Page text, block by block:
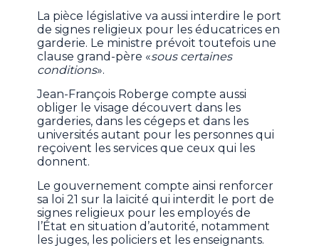
La pièce législative va aussi interdire le port
de signes religieux pour les éducatrices en
garderie. Le ministre prévoit toutefois une
clause grand-père «sous certaines
conditions».
Jean-François Roberge compte aussi
obliger le visage découvert dans les
garderies, dans les cégeps et dans les
universités autant pour les personnes qui
reçoivent les services que ceux qui les
donnent.
Le gouvernement compte ainsi renforcer
sa loi 21 sur la laïcité qui interdit le port de
signes religieux pour les employés de
l’État en situation d’autorité, notamment
les juges, les policiers et les enseignants.